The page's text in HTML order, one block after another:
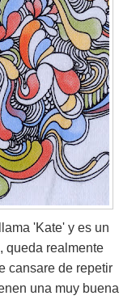
'Kate' y es un
, queda realmente
cansare de repetir
una muy buena